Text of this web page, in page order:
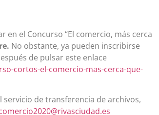
el Concurso “El comercio, más cerca
No obstante, ya pueden inscribirse
de pulsar este enlace
cortos-el-comercio-mas-cerca-que-
de transferencia de archivos,